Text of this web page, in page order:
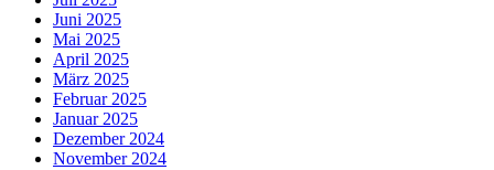
Juni 2025
Mai 2025
April 2025
März 2025
Februar 2025
Januar 2025
Dezember 2024
November 2024